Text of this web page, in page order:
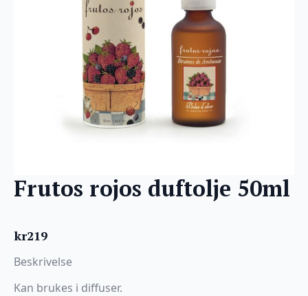
Frutos rojos duftolje 50ml
kr219
Beskrivelse
Kan brukes i diffuser.